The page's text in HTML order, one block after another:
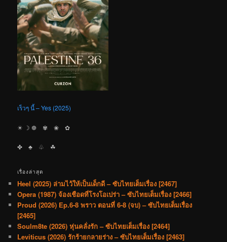
เร็วๆ นี้ – Yes (2025)
☀︎ ☽ ❁ ✾ ❀ ✿
✤ ♣︎ ♧ ☘︎
เรื่องล่าสุด
Heel (2025) ล่ามไว้ให้เป็นเด็กดี – ซับไทยเต็มเรื่อง [2467]
Opera (1987) จ้องเชือดที่โรงโอเปร่า – ซับไทยเต็มเรื่อง [2466]
Proud (2026) Ep.6-8 พราว ตอนที่ 6-8 (จบ) – ซับไทยเต็มเรื่อง
[2465]
Soulm8te (2026) หุ่นคลั่งรัก – ซับไทยเต็มเรื่อง [2464]
Leviticus (2026) รักร้ายกลายร่าง – ซับไทยเต็มเรื่อง [2463]